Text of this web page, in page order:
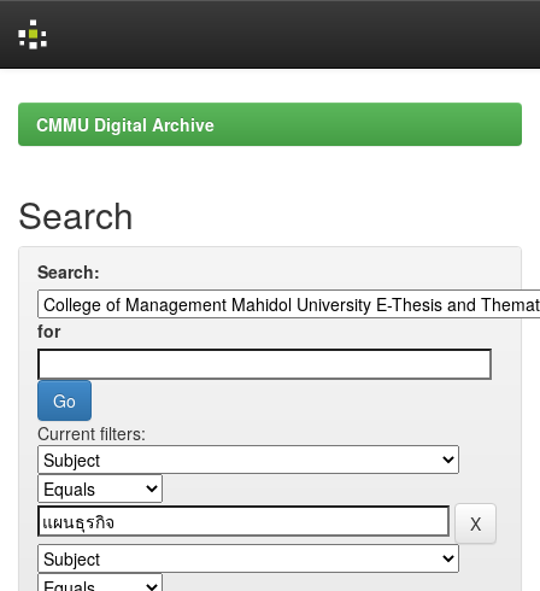
navigationCMMU Digital Archive
Search
Search:
for
Current filters: